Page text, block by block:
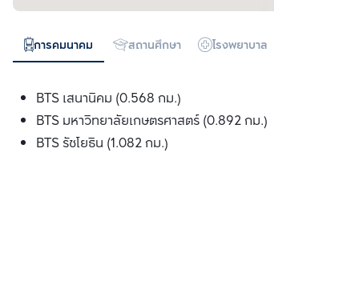
การคมนาคม สถานศึกษา โรงพยาบาล
BTS เสนานิคม (0.568 กม.)
BTS มหาวิทยาลัยเกษตรศาสตร์ (0.892 กม.)
BTS รัชโยธิน (1.082 กม.)